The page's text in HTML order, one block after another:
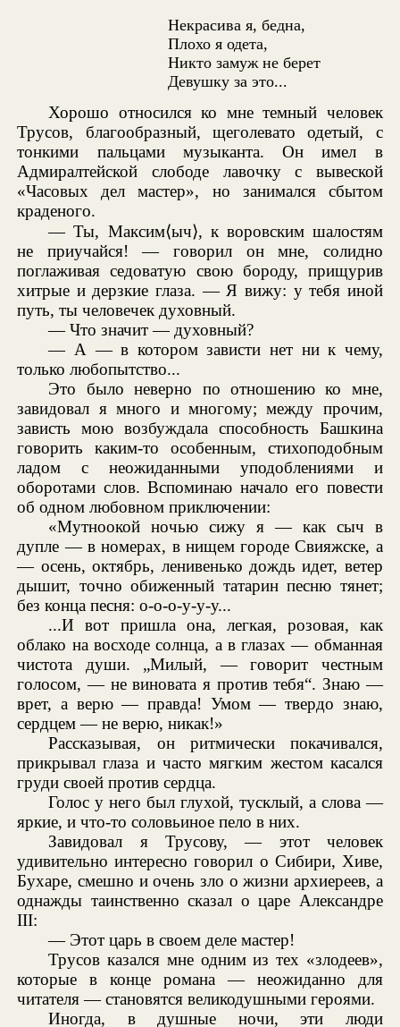
Некрасива я, бедна,
Плохо я одета,
Никто замуж не берет
Девушку за это...
Хорошо относился ко мне темный человек
Трусов, благообразный, щеголевато одетый, с
тонкими пальцами музыканта. Он имел в
Адмиралтейской слободе лавочку с вывеской
«Часовых дел мастер», но занимался сбытом
краденого.
— Ты, Максим⟨ыч⟩, к воровским шалостям
не приучайся! — говорил он мне, солидно
поглаживая седоватую свою бороду, прищурив
хитрые и дерзкие глаза. — Я вижу: у тебя иной
путь, ты человечек духовный.
— Что значит — духовный?
— А — в котором зависти нет ни к чему,
только любопытство...
Это было неверно по отношению ко мне,
завидовал я много и многому; между прочим,
зависть мою возбуждала способность Башкина
говорить каким-то особенным, стихоподобным
ладом с неожиданными уподоблениями и
оборотами слов. Вспоминаю начало его повести
об одном любовном приключении:
«Мутноокой ночью сижу я — как сыч в
дупле — в номерах, в нищем городе Свияжске, а
— осень, октябрь, ленивенько дождь идет, ветер
дышит, точно обиженный татарин песню тянет;
без конца песня: о-о-о-у-у-у...
...И вот пришла она, легкая, розовая, как
облако на восходе солнца, а в глазах — обманная
чистота души. „Милый, — говорит честным
голосом, — не виновата я против тебя“. Знаю —
врет, а верю — правда! Умом — твердо знаю,
сердцем — не верю, никак!»
Рассказывая, он ритмически покачивался,
прикрывал глаза и часто мягким жестом касался
груди своей против сердца.
Голос у него был глухой, тусклый, а слова —
яркие, и что-то соловьиное пело в них.
Завидовал я Трусову, — этот человек
удивительно интересно говорил о Сибири, Хиве,
Бухаре, смешно и очень зло о жизни архиереев, а
однажды таинственно сказал о царе Александре
III:
— Этот царь в своем деле мастер!
Трусов казался мне одним из тех «злодеев»,
которые в конце романа — неожиданно для
читателя — становятся великодушными героями.
Иногда, в душные ночи, эти люди